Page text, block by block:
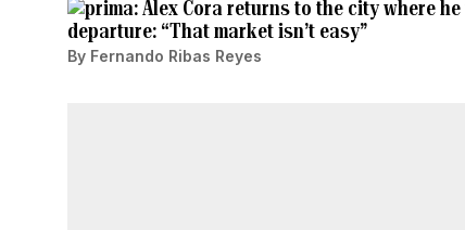
Alex Cora returns to the city where
departure: “That market isn’t easy”
By Fernando Ribas Reyes